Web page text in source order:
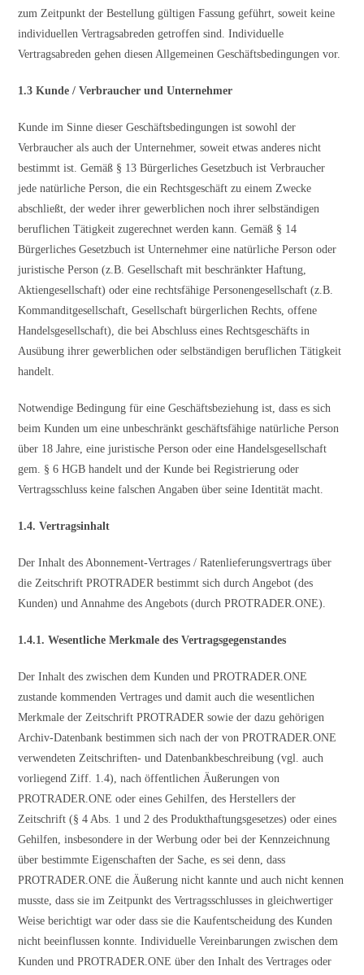
zum Zeitpunkt der Bestellung gültigen Fassung geführt, soweit keine
individuellen Vertragsabreden getroffen sind. Individuelle
Vertragsabreden gehen diesen Allgemeinen Geschäftsbedingungen vor.
1.3 Kunde / Verbraucher und Unternehmer
Kunde im Sinne dieser Geschäftsbedingungen ist sowohl der
Verbraucher als auch der Unternehmer, soweit etwas anderes nicht
bestimmt ist. Gemäß § 13 Bürgerliches Gesetzbuch ist Verbraucher
jede natürliche Person, die ein Rechtsgeschäft zu einem Zwecke
abschließt, der weder ihrer gewerblichen noch ihrer selbständigen
beruflichen Tätigkeit zugerechnet werden kann. Gemäß § 14
Bürgerliches Gesetzbuch ist Unternehmer eine natürliche Person oder
juristische Person (z.B. Gesellschaft mit beschränkter Haftung,
Aktiengesellschaft) oder eine rechtsfähige Personengesellschaft (z.B.
Kommanditgesellschaft, Gesellschaft bürgerlichen Rechts, offene
Handelsgesellschaft), die bei Abschluss eines Rechtsgeschäfts in
Ausübung ihrer gewerblichen oder selbständigen beruflichen Tätigkeit
handelt.
Notwendige Bedingung für eine Geschäftsbeziehung ist, dass es sich
beim Kunden um eine unbeschränkt geschäftsfähige natürliche Person
über 18 Jahre, eine juristische Person oder eine Handelsgesellschaft
gem. § 6 HGB handelt und der Kunde bei Registrierung oder
Vertragsschluss keine falschen Angaben über seine Identität macht.
1.4. Vertragsinhalt
Der Inhalt des Abonnement-Vertrages / Ratenlieferungsvertrags über
die Zeitschrift PROTRADER bestimmt sich durch Angebot (des
Kunden) und Annahme des Angebots (durch PROTRADER.ONE).
1.4.1. Wesentliche Merkmale des Vertragsgegenstandes
Der Inhalt des zwischen dem Kunden und PROTRADER.ONE
zustande kommenden Vertrages und damit auch die wesentlichen
Merkmale der Zeitschrift PROTRADER sowie der dazu gehörigen
Archiv-Datenbank bestimmen sich nach der von PROTRADER.ONE
verwendeten Zeitschriften- und Datenbankbeschreibung (vgl. auch
vorliegend Ziff. 1.4), nach öffentlichen Äußerungen von
PROTRADER.ONE oder eines Gehilfen, des Herstellers der
Zeitschrift (§ 4 Abs. 1 und 2 des Produkthaftungs­gesetzes) oder eines
Gehilfen, insbesondere in der Werbung oder bei der Kennzeichnung
über bestimmte Eigenschaften der Sache, es sei denn, dass
PROTRADER.ONE die Äußerung nicht kannte und auch nicht kennen
musste, dass sie im Zeitpunkt des Vertragsschlusses in gleichwertiger
Weise berichtigt war oder dass sie die Kaufentscheidung des Kunden
nicht beeinflussen konnte. Individuelle Vereinbarungen zwischen dem
Kunden und PROTRADER.ONE über den Inhalt des Vertrages oder